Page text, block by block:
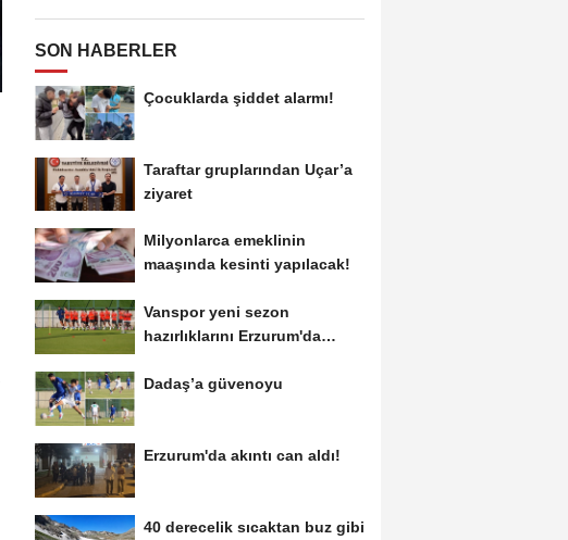
SON HABERLER
Çocuklarda şiddet alarmı!
Taraftar gruplarından Uçar’a
ziyaret
Milyonlarca emeklinin
maaşında kesinti yapılacak!
Vanspor yeni sezon
hazırlıklarını Erzurum'da
Dadaş’a güvenoyu
Erzurum'da akıntı can aldı!
40 derecelik sıcaktan buz gibi